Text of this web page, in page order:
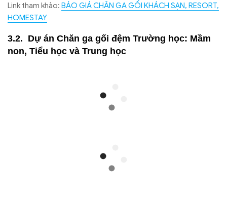
Link tham khảo: BÁO GIÁ CHĂN GA GỐI KHÁCH SẠN, RESORT,
HOMESTAY
Dự án Chăn ga gối đệm Trường học: Mầm
non, Tiểu học và Trung học